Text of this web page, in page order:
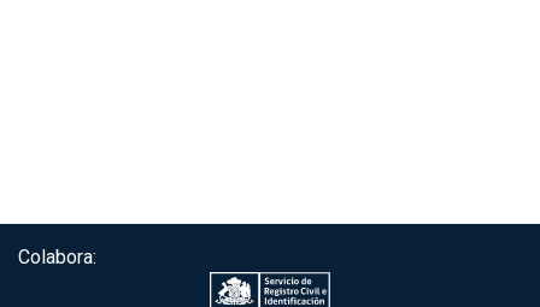
Colabora: